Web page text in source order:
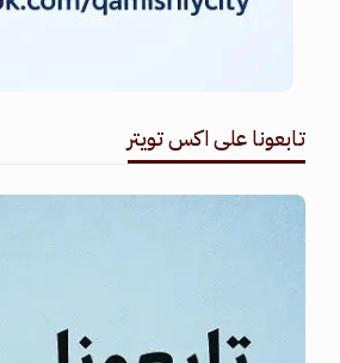
تابعونا على اكس تويتر